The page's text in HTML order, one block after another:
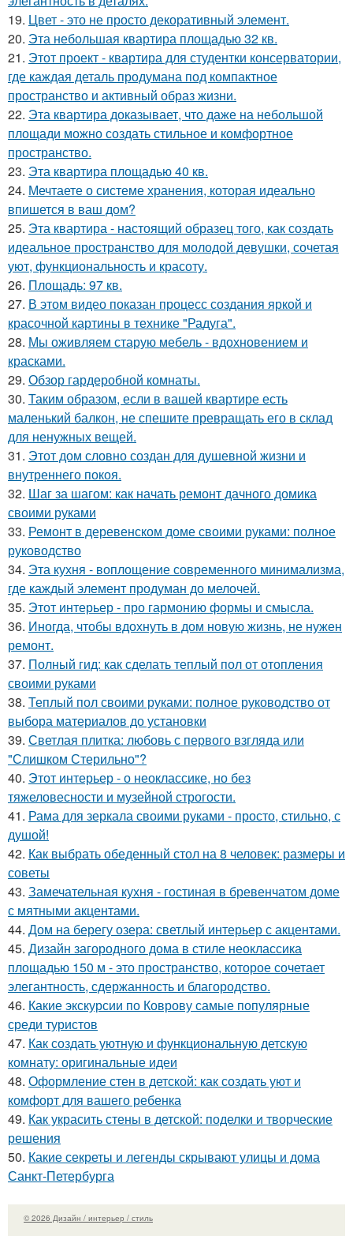
19. Цвет - это не просто декоративный элемент.
20. Эта небольшая квартира площадью 32 кв.
21. Этот проект - квартира для студентки консерватории,
где каждая деталь продумана под компактное
пространство и активный образ жизни.
22. Эта квартира доказывает, что даже на небольшой
площади можно создать стильное и комфортное
пространство.
23. Эта квартира площадью 40 кв.
24. Мечтаете о системе хранения, которая идеально
впишется в ваш дом?
25. Эта квартира - настоящий образец того, как создать
идеальное пространство для молодой девушки, сочетая
уют, функциональность и красоту.
26. Площадь: 97 кв.
27. В этом видео показан процесс создания яркой и
красочной картины в технике "Радуга".
28. Мы оживляем старую мебель - вдохновением и
красками.
29. Обзор гардеробной комнаты.
30. Таким образом, если в вашей квартире есть
маленький балкон, не спешите превращать его в склад
для ненужных вещей.
31. Этот дом словно создан для душевной жизни и
внутреннего покоя.
32. Шаг за шагом: как начать ремонт дачного домика
своими руками
33. Ремонт в деревенском доме своими руками: полное
руководство
34. Эта кухня - воплощение современного минимализма,
где каждый элемент продуман до мелочей.
35. Этот интерьер - про гармонию формы и смысла.
36. Иногда, чтобы вдохнуть в дом новую жизнь, не нужен
ремонт.
37. Полный гид: как сделать теплый пол от отопления
своими руками
38. Теплый пол своими руками: полное руководство от
выбора материалов до установки
39. Светлая плитка: любовь с первого взгляда или
"Слишком Стерильно"?
40. Этот интерьер - о неоклассике, но без
тяжеловесности и музейной строгости.
41. Рама для зеркала своими руками - просто, стильно, с
душой!
42. Как выбрать обеденный стол на 8 человек: размеры и
советы
43. Замечательная кухня - гостиная в бревенчатом доме
с мятными акцентами.
44. Дом на берегу озера: светлый интерьер с акцентами.
45. Дизайн загородного дома в стиле неоклассика
площадью 150 м - это пространство, которое сочетает
элегантность, сдержанность и благородство.
46. Какие экскурсии по Коврову самые популярные
среди туристов
47. Как создать уютную и функциональную детскую
комнату: оригинальные идеи
48. Оформление стен в детской: как создать уют и
комфорт для вашего ребенка
49. Как украсить стены в детской: поделки и творческие
решения
50. Какие секреты и легенды скрывают улицы и дома
Санкт-Петербурга
© 2026 Дизайн / интерьер / стиль